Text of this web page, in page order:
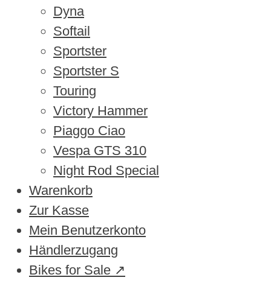
Dyna
Softail
Sportster
Sportster S
Touring
Victory Hammer
Piaggo Ciao
Vespa GTS 310
Night Rod Special
Warenkorb
Zur Kasse
Mein Benutzerkonto
Händlerzugang
Bikes for Sale ↗